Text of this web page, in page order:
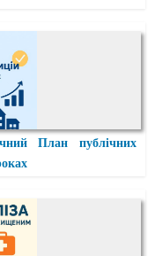
План публічних